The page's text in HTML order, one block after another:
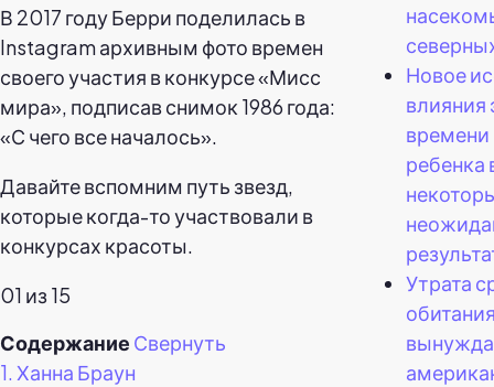
В 2017 году Берри поделилась в
Instagram архивным фото времен
своего участия в конкурсе «Мисс
мира», подписав снимок 1986 года:
«С чего все началось».
Давайте вспомним путь звезд,
которые когда-то участвовали в
конкурсах красоты.
01 из 15
Содержание Свернуть
1. Ханна Браун
Новое
влияния
времени
ребенка
Утрата